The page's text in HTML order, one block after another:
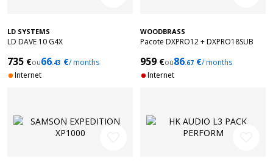
LD SYSTEMS
LD DAVE 10 G4X
735 €ou66.43 €/ months
Internet
WOODBRASS
Pacote DXPRO12 + DXPRO18SUB
959 €ou86.67 €/ months
Internet